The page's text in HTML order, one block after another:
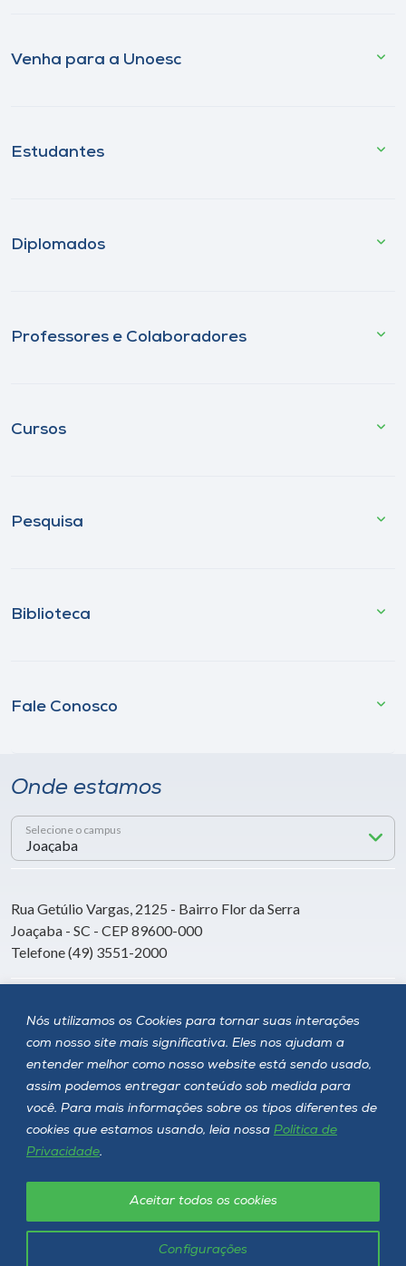
Nós utilizamos os Cookies para tornar suas interações
com nosso site mais significativa. Eles nos ajudam a
entender melhor como nosso website está sendo usado,
assim podemos entregar conteúdo sob medida para
você. Para mais informações sobre os tipos diferentes de
cookies que estamos usando, leia nossa Política de
Privacidade.
Configurações
Aceitar todos os cookies
Venha para a Unoesc
Estudantes
Diplomados
Professores e Colaboradores
Cursos
Pesquisa
Biblioteca
Fale Conosco
Onde estamos
Selecione o campus
Rua Getúlio Vargas, 2125 - Bairro Flor da Serra
Joaçaba - SC - CEP 89600-000
Telefone (49) 3551-2000
Siga a Unoesc
Unoesc © 2026 - Todos os direitos reservados
Política de privacidade LGPD